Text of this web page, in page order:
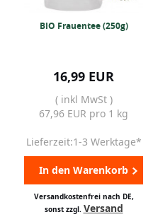
BIO Frauentee (250g)
16,99 EUR
( inkl MwSt )
67,96 EUR pro 1 kg
Lieferzeit:1-3 Werktage*
In den Warenkorb
Versandkostenfrei nach DE,
sonst zzgl. Versand